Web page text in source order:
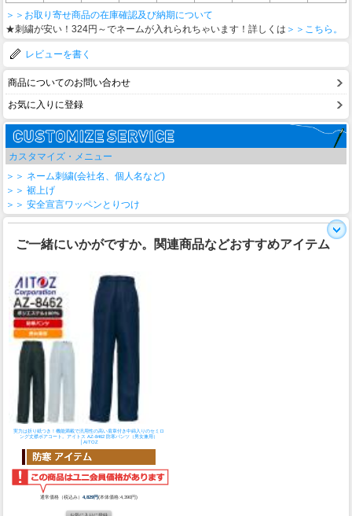
＞＞お取り寄せ商品の在庫確認及び納期について
★刺繍が安い！324円～でネームが入れられちゃいます！詳しくは ＞＞こちら。
レビューを書く
商品についてのお問い合わせ
お気に入りに登録
カスタマイズ・メニュー
＞＞ ネーム刺繍(会社名、個人名など)
＞＞ 裾上げ
＞＞ 安全宣言ワッペンとりつけ
ご一緒にいかがですか。関連商品などおすすめアイテム
実力は折り紙つき！機能満載で汎用性の高い肩章付き中綿入りのセミロ
ング丈襟ボアコート。アイトス AZ-8462 防寒パンツ（男女兼用）
│AITOZ
通常価格（税込み）4,829円(本体価格:4,390円)